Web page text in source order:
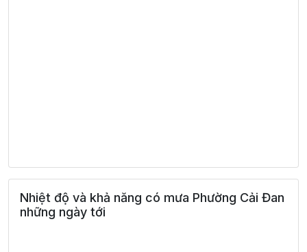
Nhiệt độ và khả năng có mưa Phường Cải Đan
những ngày tới